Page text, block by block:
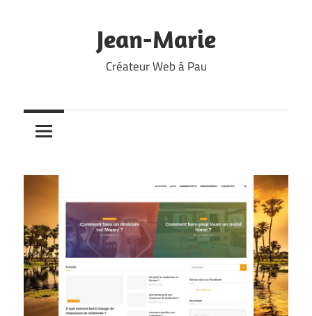
Jean-Marie
Créateur Web à Pau